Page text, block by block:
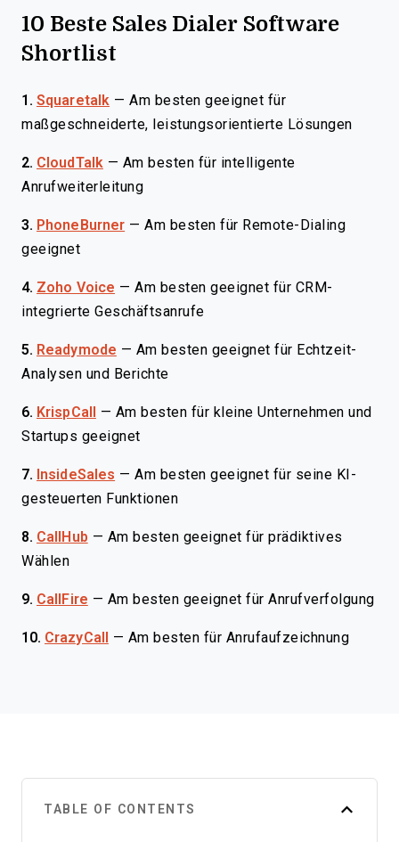
10 Beste Sales Dialer Software
Shortlist
1. Squaretalk — Am besten geeignet für
maßgeschneiderte, leistungsorientierte Lösungen
2. CloudTalk — Am besten für intelligente
Anrufweiterleitung
3. PhoneBurner —Am besten für Remote-Dialing
geeignet
4. Zoho Voice — Am besten geeignet für CRM-
integrierte Geschäftsanrufe
5. Readymode — Am besten geeignet für Echtzeit-
Analysen und Berichte
6. KrispCall — Am besten für kleine Unternehmen und
Startups geeignet
7. InsideSales —Am besten geeignet für seine KI-
gesteuerten Funktionen
8. CallHub — Am besten geeignet für prädiktives
Wählen
9. CallFire — Am besten geeignet für Anrufverfolgung
10. CrazyCall — Am besten für Anrufaufzeichnung
TABLE OF CONTENTS